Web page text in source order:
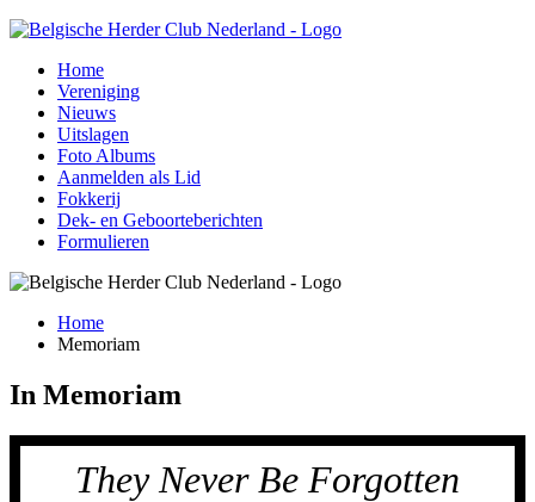
Home
Vereniging
Nieuws
Uitslagen
Foto Albums
Aanmelden als Lid
Fokkerij
Dek- en Geboorteberichten
Formulieren
Home
Memoriam
In Memoriam
They Never Be Forgotten